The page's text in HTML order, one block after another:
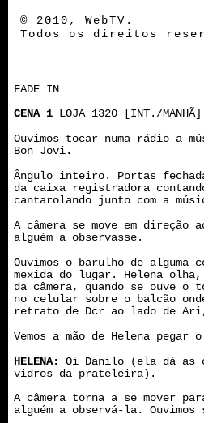
© 2010, WebTV.
Todos os direitos
FADE IN
CENA 1 LOJA 1320 [INT./MANHÃ]
Ouvimos tocar numa rádio a
Bon Jovi.
Ângulo inteiro. Portas
da caixa registradora
cantarolando junto com a
A câmera se move em direção
alguém a observasse.
Ouvimos o barulho de alguma
mexida do lugar. Helena
da câmera, quando se ouve o
no celular sobre o balcão onde
retrato de Dcr ao lado de
Vemos a mão de Helena pegar
HELENA:
Oi Danilo (ela dá as
vidros da prateleira).
A câmera torna a se mover
alguém a observá-la.